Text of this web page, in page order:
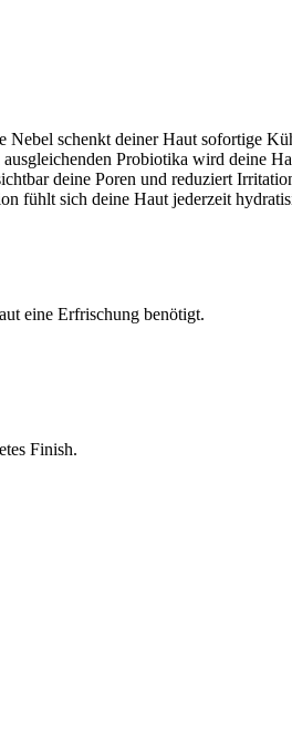
schenkt deiner Haut sofortige
Probiotika wird deine
deine Poren und reduziert
fühlt sich deine Haut jederzeit
eine Erfrischung benötigt.
Finish.